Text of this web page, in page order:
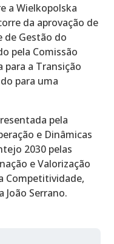
a Wielkopolska
da aprovação de
de Gestão do
pela Comissão
para a Transição
para uma
pela
e Dinâmicas
2030 pelas
e Valorização
Competitividade,
João Serrano.